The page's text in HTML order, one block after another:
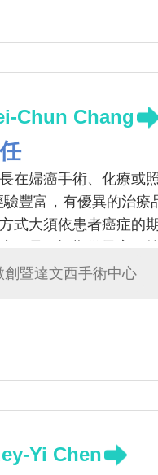
Chun Chang
在婦癌手術、化療或
豐富，有優異的治
式大須依患者癌症的
病變時就能發現問題
創暨達文西手術中心
Yi Chen